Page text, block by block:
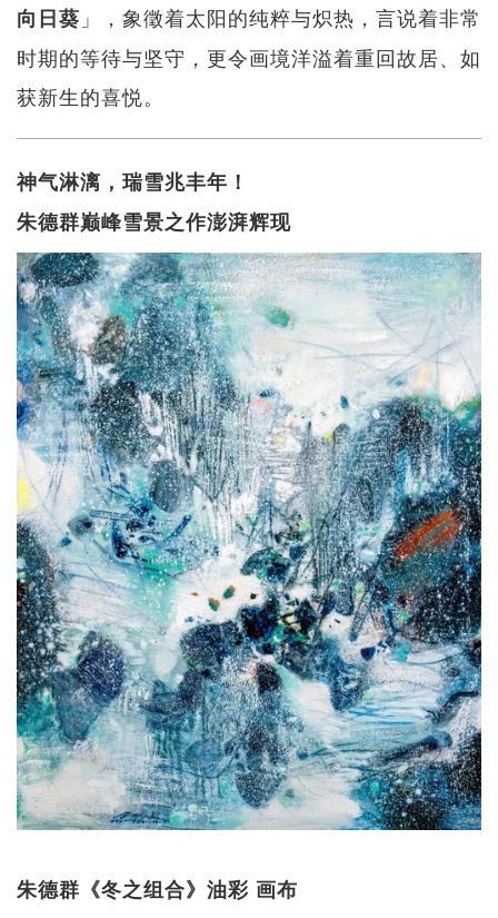
向日葵 」，象徵着太阳的纯粹与炽热，言说着非常
时期的等待与坚守，更令画境洋溢着重回故居、如
获新生的喜悦。
神气淋漓，瑞雪兆丰年！
朱德群巅峰雪景之作澎湃辉现
朱德群《冬之组合》油彩 画布